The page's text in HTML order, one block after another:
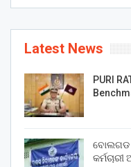
Latest News
PURI
ବୋଲଗଡ